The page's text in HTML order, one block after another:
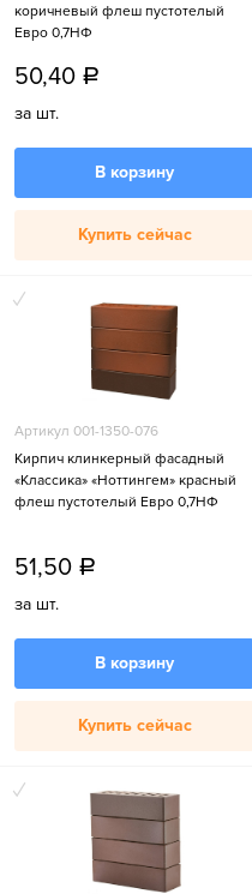
коричневый флеш пустотелый
Евро 0,7НФ
50,40 a
за шт.
В корзину
Купить сейчас
Артикул 001-1350-076
Кирпич клинкерный фасадный
«Классика» «Ноттингем» красный
флеш пустотелый Евро 0,7НФ
51,50 a
за шт.
В корзину
Купить сейчас